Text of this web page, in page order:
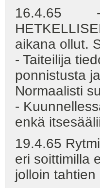
16.4.65 -
aikana ollut.
- Taiteilija
ponnistusta
Normaalisti
-
enkä
19.4.65
eri soittimilla
jolloin